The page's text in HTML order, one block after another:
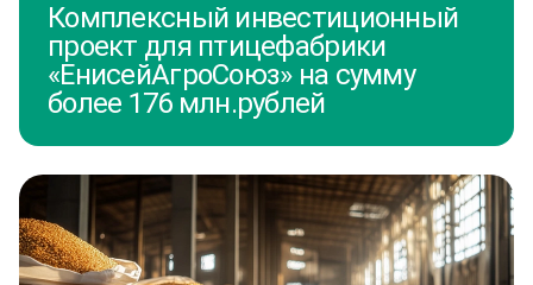
Комплексный инвестиционный
проект для птицефабрики
«ЕнисейАгроСоюз» на сумму
более 176 млн.рублей